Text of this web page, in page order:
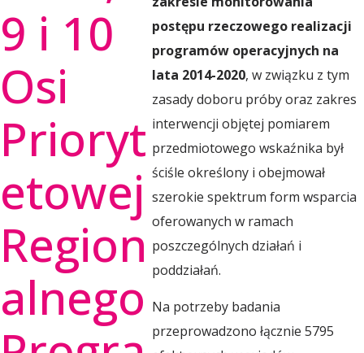
r
i
u
m
R
o
9 i 10
Osi
Prioryt
etowej
Region
alnego
postępu rzeczowego realizacji
programów operacyjnych na
lata 2014-2020, w związku z tym
zasady doboru próby oraz zakres
interwencji objętej pomiarem
przedmiotowego wskaźnika był
ściśle określony i obejmował
szerokie spektrum form wsparcia
oferowanych w ramach
poszczególnych działań i
poddziałań.
Na potrzeby badania
przeprowadzono łącznie 5795